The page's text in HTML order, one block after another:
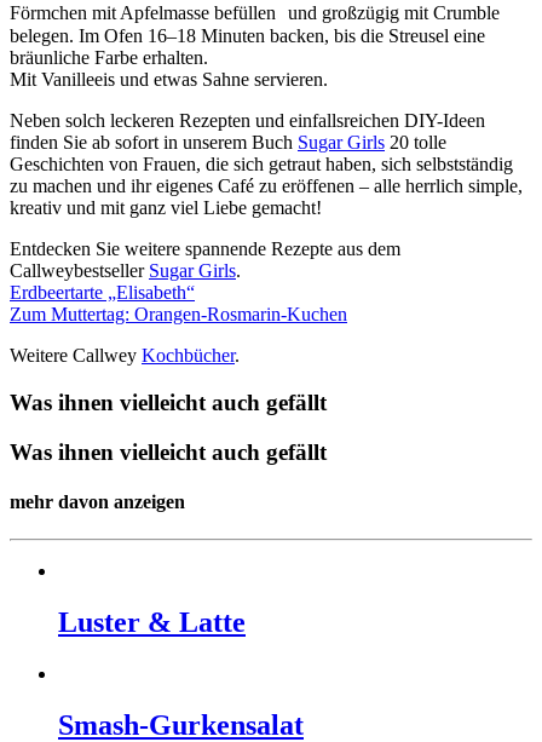
Förmchen mit Apfelmasse befüllen und großzügig mit Crumble
belegen. Im Ofen 16–18 Minuten backen, bis die Streusel eine
bräunliche Farbe erhalten.
Mit Vanilleeis und etwas Sahne servieren.
Neben solch leckeren Rezepten und einfallsreichen DIY-Ideen
finden Sie ab sofort in unserem Buch Sugar Girls 20 tolle
Geschichten von Frauen, die sich getraut haben, sich selbstständig
zu machen und ihr eigenes Café zu eröffenen – alle herrlich simple,
kreativ und mit ganz viel Liebe gemacht!
Entdecken Sie weitere spannende Rezepte aus dem
Callweybestseller Sugar Girls.
Erdbeertarte „Elisabeth“
Zum Muttertag: Orangen-Rosmarin-Kuchen
Weitere Callwey Kochbücher.
Was ihnen vielleicht auch gefällt
Was ihnen vielleicht auch gefällt
mehr davon anzeigen
Lus­ter & Lat­te
Smash-Gur­kensalat